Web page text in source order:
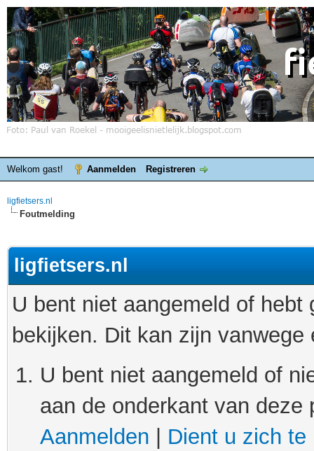
Welkom gast! Aanmelden Registreren
ligfietsers.nl
Foutmelding
ligfietsers.nl
U bent niet aangemeld of
bekijken. Dit kan zijn
U bent niet aangemeld of
aan de onderkant van
Aanmelden
Dient u zich te